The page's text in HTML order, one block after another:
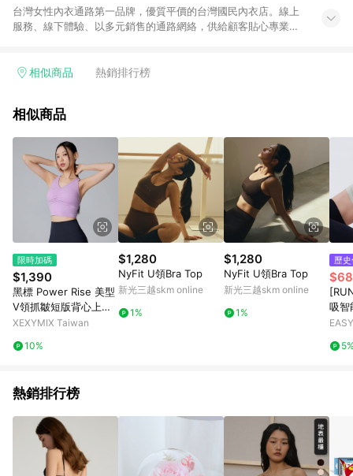
台灣女性內衣通路第一品牌，優質平價的台灣國民內衣店。線上
服務、線下體驗、以多元銷售的通路網絡，供給顧客貼心專業的
相似商品 熱銷排行榜
相似商品
限時加碼
$1,390
黑標 Power Rise 美型
V領抓皺短版背心上衣
｜共5色｜XFK2BC150
XEXYMIX Taiwan
10%
$1,280
NyFit U領Bra Top
新光三越skm online
1%
$1,280
NyFit U領Bra Top
新光三越skm online
1%
歷
吸智
灰
熱銷排行榜